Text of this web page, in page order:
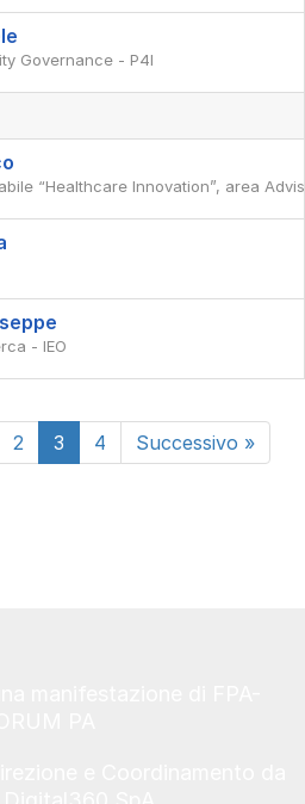
Governance - P4I
“Healthcare Innovation”, area
- IEO
2 3 4 Successivo »